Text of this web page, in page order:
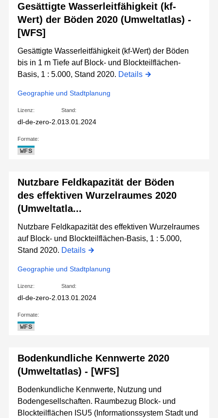
Gesättigte Wasserleitfähigkeit (kf-
Wert) der Böden 2020 (Umweltatlas) -
[WFS]
Gesättigte Wasserleitfähigkeit (kf-Wert) der Böden
bis in 1 m Tiefe auf Block- und Blockteilflächen-
Basis, 1 : 5.000, Stand 2020. Details
Geographie und Stadtplanung
Lizenz:
dl-de-zero-2.0
Stand:
13.01.2024
Formate:
WFS
Nutzbare Feldkapazität der Böden
des effektiven Wurzelraumes 2020
(Umweltatla...
Nutzbare Feldkapazität des effektiven Wurzelraumes
auf Block- und Blockteilflächen-Basis, 1 : 5.000,
Stand 2020. Details
Geographie und Stadtplanung
Lizenz:
dl-de-zero-2.0
Stand:
13.01.2024
Formate:
WFS
Bodenkundliche Kennwerte 2020
(Umweltatlas) - [WFS]
Bodenkundliche Kennwerte, Nutzung und
Bodengesellschaften. Raumbezug Block- und
Blockteilflächen ISU5 (Informationssystem Stadt und